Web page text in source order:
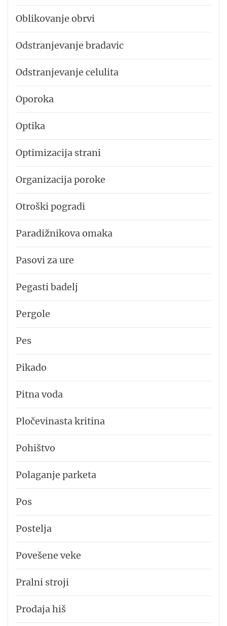
Oblikovanje obrvi
Odstranjevanje bradavic
Odstranjevanje celulita
Oporoka
Optika
Optimizacija strani
Organizacija poroke
Otroški pogradi
Paradižnikova omaka
Pasovi za ure
Pegasti badelj
Pergole
Pes
Pikado
Pitna voda
Pločevinasta kritina
Pohištvo
Polaganje parketa
Pos
Postelja
Povešene veke
Pralni stroji
Prodaja hiš